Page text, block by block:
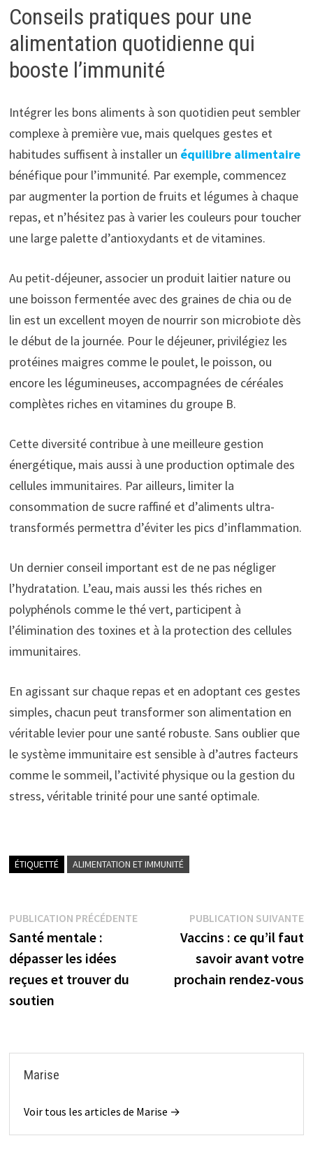
Conseils pratiques pour une
alimentation quotidienne qui
booste l’immunité
Intégrer les bons aliments à son quotidien peut sembler
complexe à première vue, mais quelques gestes et
habitudes suffisent à installer un équilibre alimentaire
bénéfique pour l’immunité. Par exemple, commencez
par augmenter la portion de fruits et légumes à chaque
repas, et n’hésitez pas à varier les couleurs pour toucher
une large palette d’antioxydants et de vitamines.
Au petit-déjeuner, associer un produit laitier nature ou
une boisson fermentée avec des graines de chia ou de
lin est un excellent moyen de nourrir son microbiote dès
le début de la journée. Pour le déjeuner, privilégiez les
protéines maigres comme le poulet, le poisson, ou
encore les légumineuses, accompagnées de céréales
complètes riches en vitamines du groupe B.
Cette diversité contribue à une meilleure gestion
énergétique, mais aussi à une production optimale des
cellules immunitaires. Par ailleurs, limiter la
consommation de sucre raffiné et d’aliments ultra-
transformés permettra d’éviter les pics d’inflammation.
Un dernier conseil important est de ne pas négliger
l’hydratation. L’eau, mais aussi les thés riches en
polyphénols comme le thé vert, participent à
l’élimination des toxines et à la protection des cellules
immunitaires.
En agissant sur chaque repas et en adoptant ces gestes
simples, chacun peut transformer son alimentation en
véritable levier pour une santé robuste. Sans oublier que
le système immunitaire est sensible à d’autres facteurs
comme le sommeil, l’activité physique ou la gestion du
stress, véritable trinité pour une santé optimale.
ÉTIQUETTÉ ALIMENTATION ET IMMUNITÉ
Navigation
de
l’article
PUBLICATION PRÉCÉDENTEPublication
précédente :
Santé mentale :
dépasser les idées
reçues et trouver du
soutien
PUBLICATION SUIVANTE
Vaccins : ce qu’il faut
savoir avant votre
prochain rendez-vous
Marise
Voir tous les articles de Marise →